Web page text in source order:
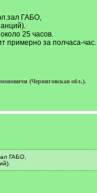
ГАБО,
25 часов.
примерно за полчаса-час.
(Черниговская обл.).
ГАБО,